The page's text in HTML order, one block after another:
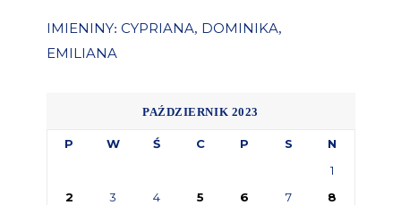
IMIENINY: CYPRIANA, DOMINIKA,
EMILIANA
PAŹDZIERNIK 2023
P W Ś C P S
N
1
2
3 4 5 6 7
8